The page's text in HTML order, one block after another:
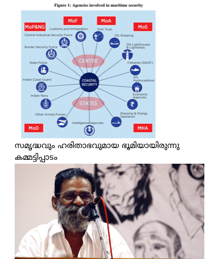
സമൃദ്ധവും ഹരിതാഭവുമായ ഭൂമിയായിരുന്നു
കമ്മട്ടിപ്പാടം